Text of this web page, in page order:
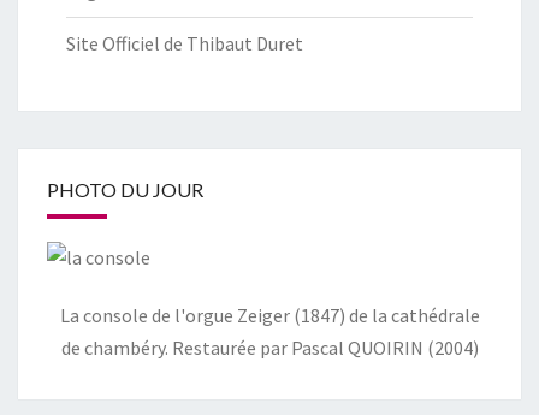
Site Officiel de Thibaut Duret
PHOTO DU JOUR
La console de l'orgue Zeiger (1847) de la cathédrale
de chambéry. Restaurée par Pascal QUOIRIN (2004)